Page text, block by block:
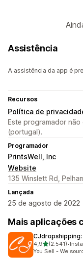
Assistência
A assistência da app é
Recursos
Política de
Este programador
(portugal).
Programador
PrintsWell, Inc
Website
135 Winslett Rd,
Lançada
25 de agosto de 2022
Mais aplicações
CJdropshipping:
4,9de 5 estrelas
(2.541)
2541 total de•
You Sell - We